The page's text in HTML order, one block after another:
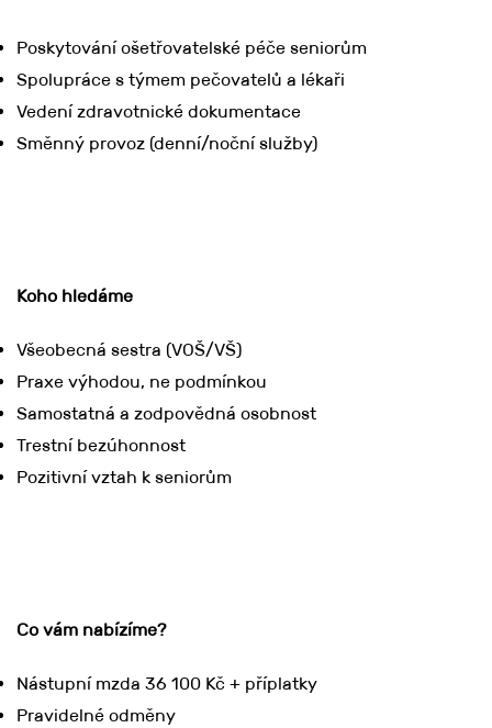
Poskytování ošetřovatelské péče seniorům
Spolupráce s týmem pečovatelů a lékaři
Vedení zdravotnické dokumentace
Směnný provoz (denní/noční služby)
Koho hledáme
Všeobecná sestra (VOŠ/VŠ)
Praxe výhodou, ne podmínkou
Samostatná a zodpovědná osobnost
Trestní bezúhonnost
Pozitivní vztah k seniorům
Co vám nabízíme?
Nástupní mzda 36 100 Kč + příplatky
Pravidelné odměny